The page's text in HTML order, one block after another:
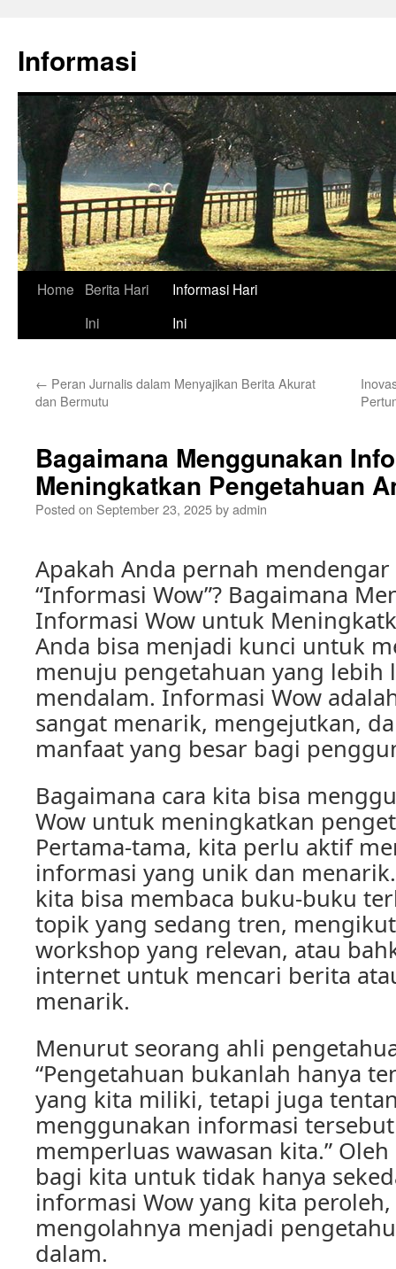
content
Informasi
Home
Berita Hari
Ini
Informasi Hari
Ini
← Peran Jurnalis dalam Menyajikan Berita Akurat
dan Bermutu
Bagaimana Menggunakan
Meningkatkan Pengetahuan
Posted on September 23, 2025byadmin
Apakah Anda pernah
“Informasi Wow”? Bagaimana
Informasi Wow untuk
Anda bisa menjadi kunci untuk
menuju pengetahuan yang lebih
mendalam. Informasi Wow
sangat menarik, mengejutkan,
manfaat yang besar bagi
Bagaimana cara kita bisa
Wow untuk meningkatkan
Pertama-tama, kita perlu aktif
informasi yang unik dan
kita bisa membaca buku-buku
topik yang sedang tren,
workshop yang relevan, atau
internet untuk mencari berita
menarik.
Menurut seorang ahli
“Pengetahuan bukanlah hanya
yang kita miliki, tetapi juga
menggunakan informasi
memperluas wawasan kita.”
bagi kita untuk tidak hanya
informasi Wow yang kita
mengolahnya menjadi
dalam.